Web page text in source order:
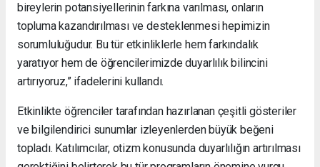
bireylerin potansiyellerinin farkına varılması, onların
topluma kazandırılması ve desteklenmesi hepimizin
sorumluluğudur. Bu tür etkinliklerle hem farkındalık
yaratıyor hem de öğrencilerimizde duyarlılık bilincini
artırıyoruz,” ifadelerini kullandı.
Etkinlikte öğrenciler tarafından hazırlanan çeşitli gösteriler
ve bilgilendirici sunumlar izleyenlerden büyük beğeni
topladı. Katılımcılar, otizm konusunda duyarlılığın artırılması